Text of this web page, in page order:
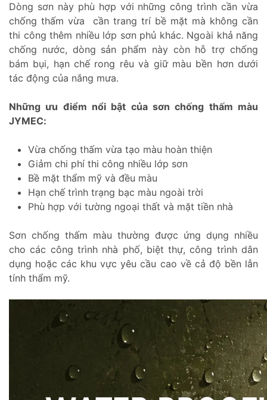
Dòng sơn này phù hợp với những công trình cần vừa
chống thấm vừa cần trang trí bề mặt mà không cần
thi công thêm nhiều lớp sơn phủ khác. Ngoài khả năng
chống nước, dòng sản phẩm này còn hỗ trợ chống
bám bụi, hạn chế rong rêu và giữ màu bền hơn dưới
tác động của nắng mưa.
Những ưu điểm nổi bật của sơn chống thấm màu
JYMEC:
Vừa chống thấm vừa tạo màu hoàn thiện
Giảm chi phí thi công nhiều lớp sơn
Bề mặt thẩm mỹ và đều màu
Hạn chế trình trạng bạc màu ngoài trời
Phù hợp với tường ngoại thất và mặt tiền nhà
Sơn chống thấm màu thường được ứng dụng nhiều
cho các công trình nhà phố, biệt thự, công trình dân
dụng hoặc các khu vực yêu cầu cao về cả độ bền lẫn
tính thẩm mỹ.